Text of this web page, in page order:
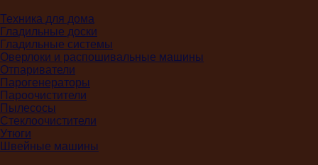
Техника для дома
Гладильные доски
Гладильные системы
Оверлоки и распошивальные машины
Отпариватели
Парогенераторы
Пароочистители
Пылесосы
Стеклоочистители
Утюги
Швейные машины